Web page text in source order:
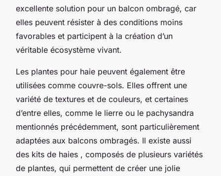
excellente solution pour un balcon ombragé, car
elles peuvent résister à des conditions moins
favorables et participent à la création d’un
véritable écosystème vivant.
Les plantes pour haie peuvent également être
utilisées comme couvre-sols. Elles offrent une
variété de textures et de couleurs, et certaines
d’entre elles, comme le lierre ou le pachysandra
mentionnés précédemment, sont particulièrement
adaptées aux balcons ombragés. Il existe aussi
des kits de haies , composés de plusieurs variétés
de plantes, qui permettent de créer une jolie